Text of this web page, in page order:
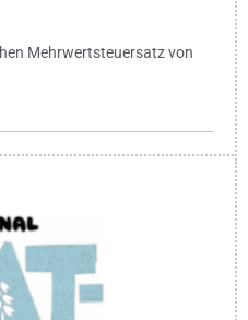
Mehrwertsteuersatz von